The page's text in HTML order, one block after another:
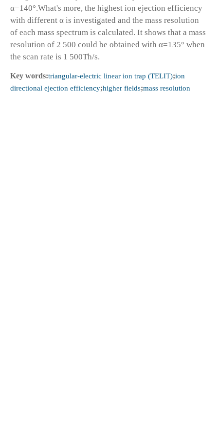
α=140°.What's more, the highest ion ejection efficiency
with different α is investigated and the mass resolution
of each mass spectrum is calculated. It shows that a mass
resolution of 2 500 could be obtained with α=135° when
the scan rate is 1 500Th/s.
Key words:triangular-electric linear ion trap (TELIT);ion
directional ejection efficiency;higher fields;mass resolution